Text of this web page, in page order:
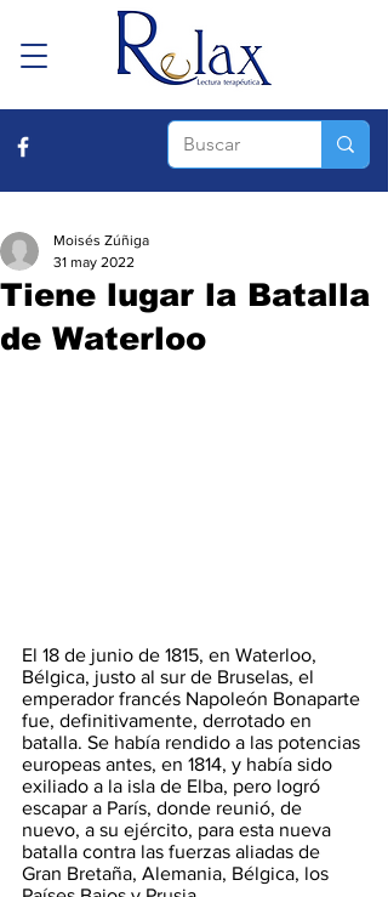
Tiene lugar la Batalla
de Waterloo
Moisés Zúñiga
31 may 2022
El 18 de junio de 1815, en Waterloo,
Bélgica, justo al sur de Bruselas, el
emperador francés Napoleón Bonaparte
fue, definitivamente, derrotado en
batalla. Se había rendido a las potencias
europeas antes, en 1814, y había sido
exiliado a la isla de Elba, pero logró
escapar a París, donde reunió, de
nuevo, a su ejército, para esta nueva
batalla contra las fuerzas aliadas de
Gran Bretaña, Alemania, Bélgica, los